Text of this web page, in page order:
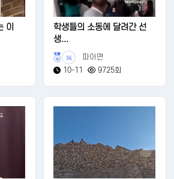
이
학생들의 소동에 달려간 선
생...
36
파아면
10-11
9725회